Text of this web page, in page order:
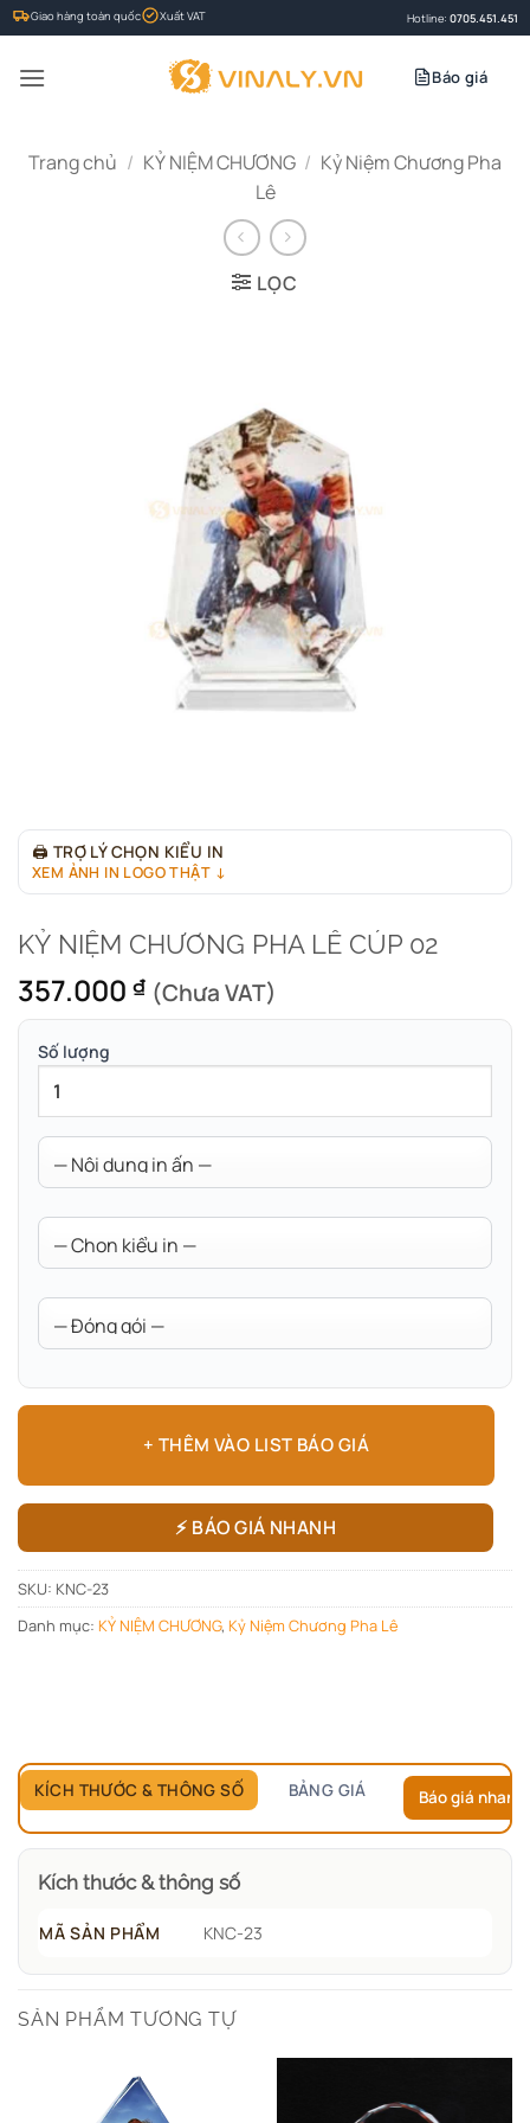
Bỏ
qua
nội
Giao hàng toàn quốc Xuất VAT Hotline: 0705.451.451
Báo giá
Trang chủ / KỶ NIỆM CHƯƠNG / Kỷ Niệm Chương Pha
Lê
LỌC
🖨 TRỢ LÝ CHỌN KIỂU IN
XEM ẢNH IN LOGO THẬT ↓
KỶ NIỆM CHƯƠNG PHA LÊ CÚP 02
357.000 ₫ (Chưa VAT)
Số lượng
+ THÊM VÀO LIST BÁO GIÁ
⚡ BÁO GIÁ NHANH
SKU: KNC-23
Danh mục: KỶ NIỆM CHƯƠNG, Kỷ Niệm Chương Pha Lê
KÍCH THƯỚC & THÔNG SỐ BẢNG GIÁ Báo giá
Kích thước & thông số
MÃ SẢN PHẨM KNC-23
SẢN PHẨM TƯƠNG TỰ